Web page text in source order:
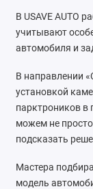
В USAVE AUTO
учитывают
автомобиля и
В направлении
установкой
парктроников в
можем не
подсказать
Мастера
модель